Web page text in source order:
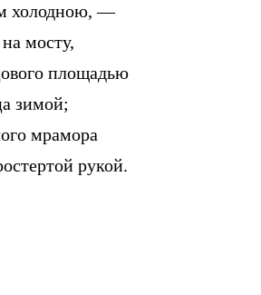
холодною, —
мосту,
площадью
зимой;
мрамора
рукой.